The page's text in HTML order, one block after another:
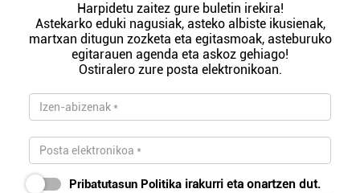
Harpidetu zaitez gure buletin irekira!
Astekarko eduki nagusiak, asteko albiste ikusienak,
martxan ditugun zozketa eta egitasmoak, asteburuko
egitarauen agenda eta askoz gehiago!
Ostiralero zure posta elektronikoan.
Pribatutasun Politika irakurri eta onartzen dut.